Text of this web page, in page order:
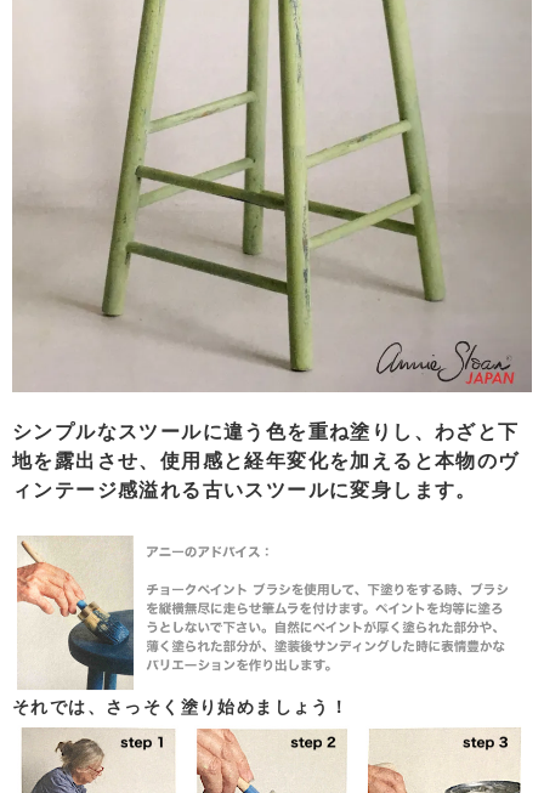
シンプルなスツールに違う色を重ね塗りし、わざと下
地を露出させ、使用感と経年変化を加えると本物のヴ
ィンテージ感溢れる古いスツールに変身します。
それでは、さっそく塗り始めましょう！